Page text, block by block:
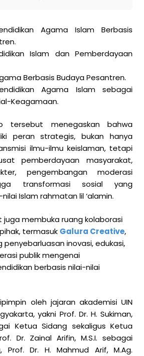
Agama Islam Berbasis
Islam dan Pemberdayaan
Berbasis Budaya Pesantren.
Agama Islam sebagai
Keagamaan.
tersebut menegaskan bahwa
peran strategis, bukan hanya
ilmu-ilmu keislaman, tetapi
pemberdayaan masyarakat,
pengembangan moderasi
transformasi sosial yang
Islam rahmatan lil ‘alamin.
membuka ruang kolaborasi
termasuk Galura Creative,
inovasi, edukasi,
publik mengenai
berbasis nilai-nilai
oleh jajaran akademisi UIN
yakni Prof. Dr. H. Sukiman,
Ketua Sidang sekaligus Ketua
Dr. Zainal Arifin, M.S.I. sebagai
Prof. Dr. H. Mahmud Arif, M.Ag.